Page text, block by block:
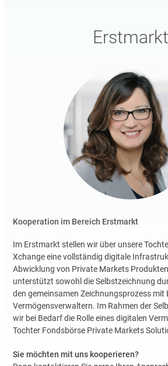
Erstmarkt
Kooperation im Bereich Erstmarkt
Im Erstmarkt stellen wir über unsere
Xchange eine vollständig digitale
Abwicklung von Private Markets
unterstützt sowohl die Selbstzeichnung
den gemeinsamen Zeichnungsprozess mit
Vermögensverwaltern. Im Rahmen der
wir bei Bedarf die Rolle eines digitalen
Tochter Fondsbörse Private Markets
Sie möchten mit uns kooperieren?